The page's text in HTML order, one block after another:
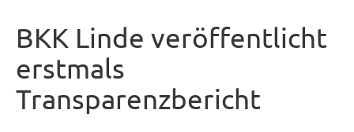
BKK Linde veröffentlicht
erstmals
Transparenzbericht